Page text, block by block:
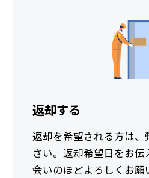
返却する
返却を希望される方は、
さい。返却希望日をお
会いのほどよろしくお願